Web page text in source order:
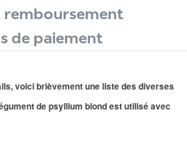
remboursement
de paiement
voici brièvement une liste des diverses
de psyllium blond est utilisé avec